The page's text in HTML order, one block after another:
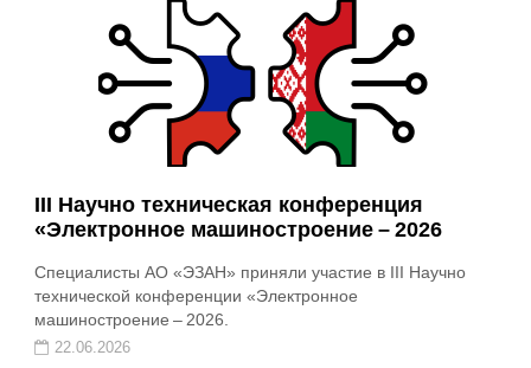
III Научно техническая конференция
«Электронное машиностроение – 2026
Специалисты АО «ЭЗАН» приняли участие в III Научно
технической конференции «Электронное
машиностроение – 2026.
22.06.2026